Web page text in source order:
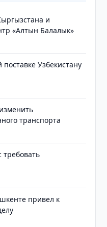
и
«Алтын Балалык»
Узбекистану
транспорта
привел к